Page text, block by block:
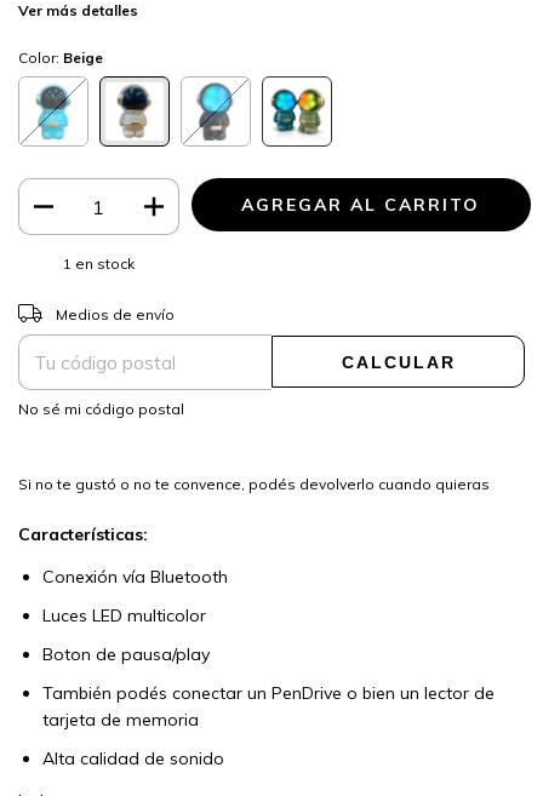
Ver más detalles
Color: Beige
1 en stock
Entregas para el CP:
Medios de envío
CALCULAR
No sé mi código postal
Si no te gustó o no te convence, podés devolverlo cuando quieras
Características:
Conexión vía Bluetooth
Luces LED multicolor
Boton de pausa/play
También podés conectar un PenDrive o bien un lector de
tarjeta de memoria
Alta calidad de sonido